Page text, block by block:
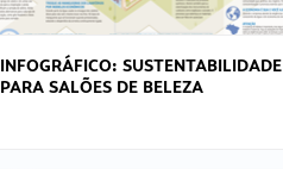
INFOGRÁFICO: SUSTENTABILIDADE
PARA SALÕES DE BELEZA